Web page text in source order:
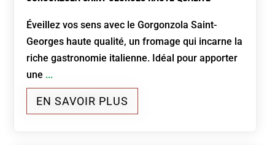
Éveillez vos sens avec le Gorgonzola Saint-
Georges haute qualité, un fromage qui incarne la
riche gastronomie italienne. Idéal pour apporter
une ...
EN SAVOIR PLUS